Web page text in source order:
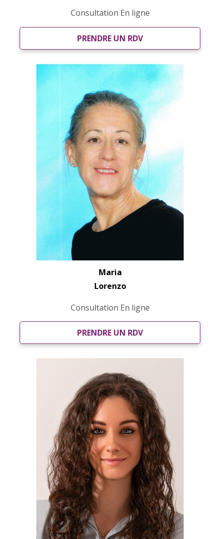
Consultation En ligne
PRENDRE UN RDV
Maria
Lorenzo
Consultation En ligne
PRENDRE UN RDV